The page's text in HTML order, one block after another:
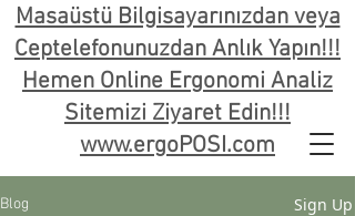
Masaüstü Bilgisayarınızdan veya
Ceptelefonunuzdan Anlık Yapın!!!
Hemen Online Ergonomi Analiz
Sitemizi Ziyaret Edin!!!
www.ergoPOSI.com
Blog Sign Up